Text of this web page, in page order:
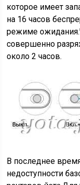
которое имеет
на 16 часов
режиме
совершенно
около 2 часов.
В последнее
недоступности